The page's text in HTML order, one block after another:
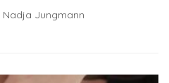
Nadja Jungmann